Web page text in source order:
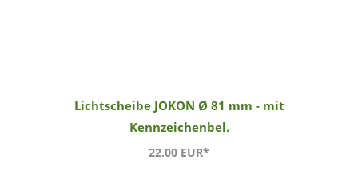
Lichtscheibe JOKON Ø 81 mm - mit
Kennzeichenbel.
22,00 EUR*